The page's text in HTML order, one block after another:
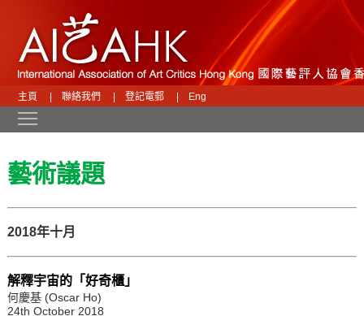
主頁 聯絡我們 登記電郵 Eng
藝術議題
2018年十月
解釋宇宙的「好奇櫃」
何慶基 (Oscar Ho)
24th October 2018